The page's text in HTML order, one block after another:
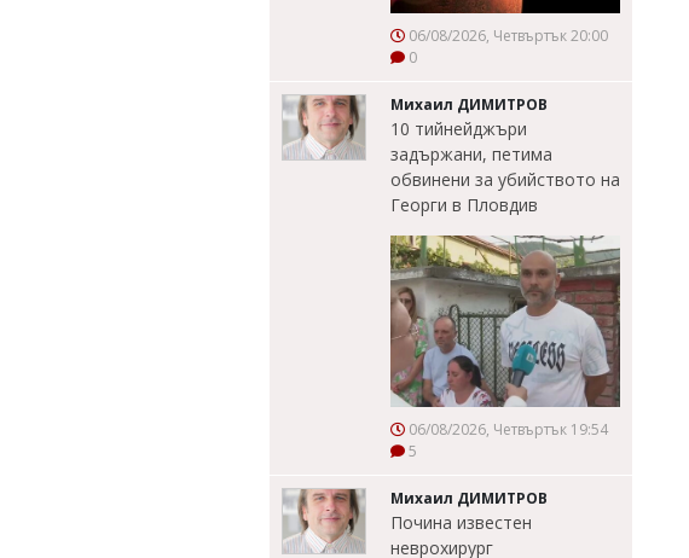
06/08/2026, Четвъртък 20:00
0
Михаил ДИМИТРОВ
10 тийнейджъри
задържани, петима
обвинени за убийството на
Георги в Пловдив
06/08/2026, Четвъртък 19:54
5
Михаил ДИМИТРОВ
Почина известен
неврохирург